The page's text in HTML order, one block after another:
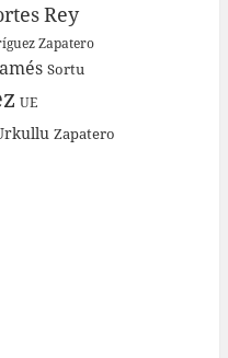
Rey
Zapatero
Sortu
UE
Zapatero